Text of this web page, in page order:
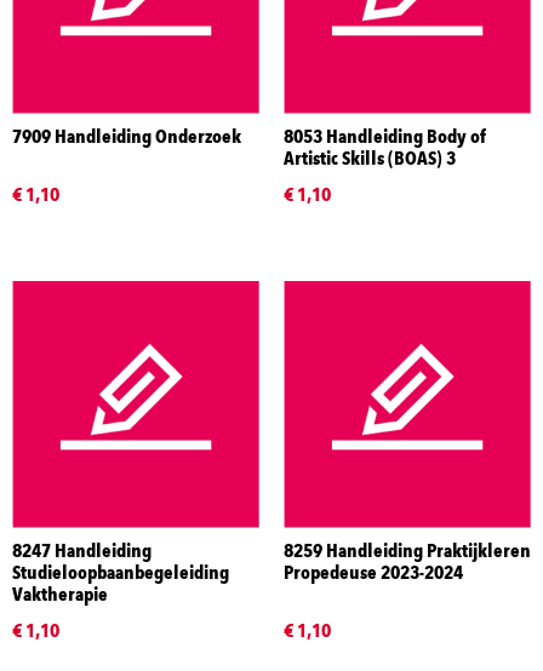
7909 Handleiding Onderzoek
€ 1,10
8053 Handleiding Body of
Artistic Skills (BOAS) 3
€ 1,10
8247 Handleiding
Studieloopbaanbegeleiding
Vaktherapie
€ 1,10
8259 Handleiding Praktijkleren
Propedeuse 2023-2024
€ 1,10